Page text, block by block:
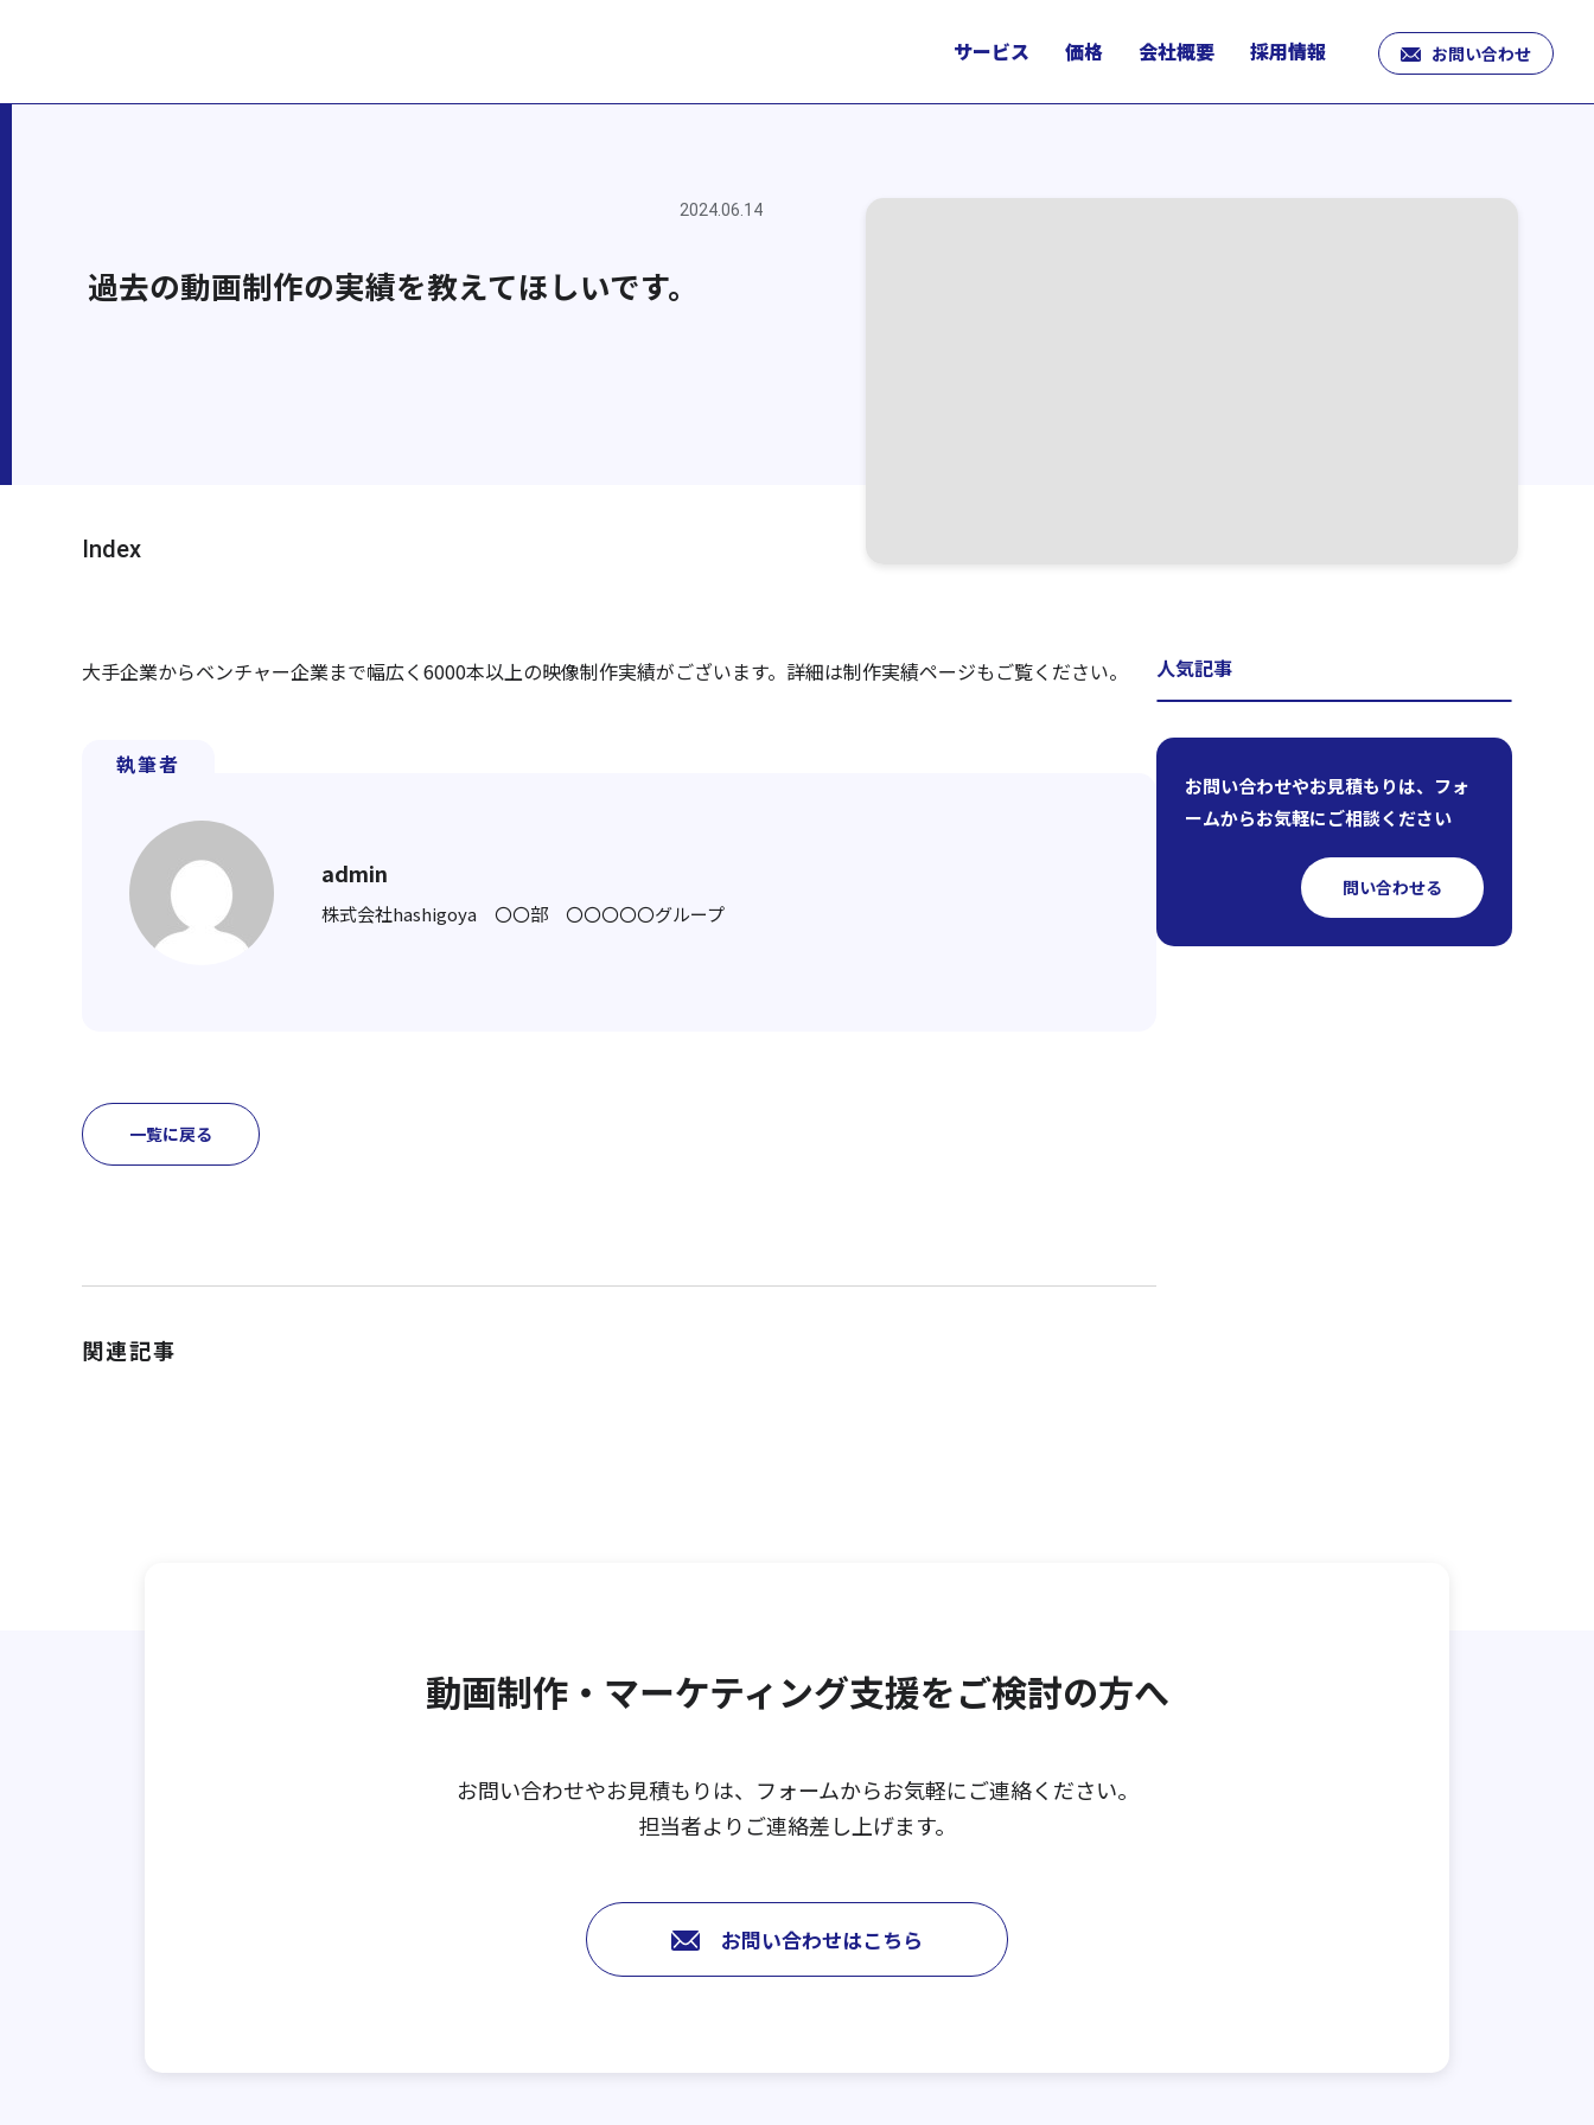
サービス 価格 会社概要 採用情報 お問い合わせ
2024.06.14
過去の動画制作の実績を教えてほしいです。
Index
人気記事
お問い合わせやお見積もりは、フォ
ームからお気軽にご相談ください
問い合わせる
大手企業からベンチャー企業まで幅広く6000本以上の映像制作実績がございます。詳細は制作実績ページもご覧ください。
執筆者
admin
株式会社hashigoya 〇〇部 〇〇〇〇〇グループ
一覧に戻る
関連記事
動画制作・マーケティング支援をご検討の方へ
お問い合わせやお見積もりは、 フォームからお気軽にご連絡ください。
担当者よりご連絡差し上げます。
お問い合わせはこちら